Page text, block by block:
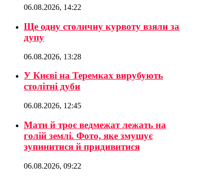
06.08.2026, 14:22
Ще одну столичну курвоту взяли за
дупу
06.08.2026, 13:28
У Києві на Теремках вирубують
столітні дуби
06.08.2026, 12:45
Мати й троє ведмежат лежать на
голій землі. Фото, яке змушує
зупинитися й придивитися
06.08.2026, 09:22